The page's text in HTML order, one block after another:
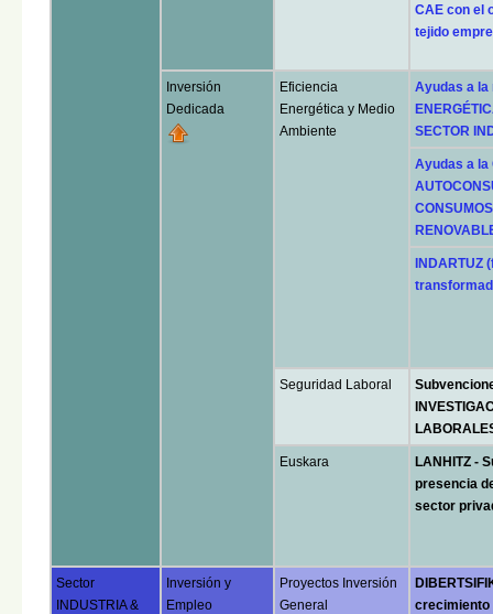
CAE con el
tejido
Inversión
Dedicada
Eficiencia
Energética y Medio
Ambiente
Ayudas a la
SECTOR
Ayudas a la
Seguridad Laboral
Euskara
LANHITZ -
presencia
sector
Sector
INDUSTRIA &
Inversión y
Empleo
Proyectos Inversión
General
crecimiento